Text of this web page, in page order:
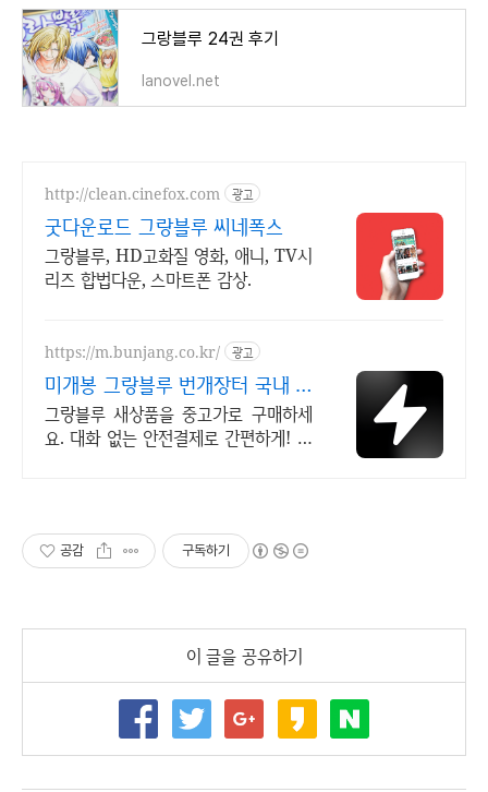
그랑블루 24권 후기
lanovel.net
http://clean.cinefox.com 광고
굿다운로드 그랑블루 씨네폭스
그랑블루, HD고화질 영화, 애니, TV시
리즈 합법다운, 스마트폰 감상.
https://m.bunjang.co.kr/ 광고
미개봉 그랑블루 번개장터 국내 최
대 브랜드 중고거래
그랑블루 새상품을 중고가로 구매하세
요. 대화 없는 안전결제로 간편하게! 전
공감 구독하기
이 글을 공유하기